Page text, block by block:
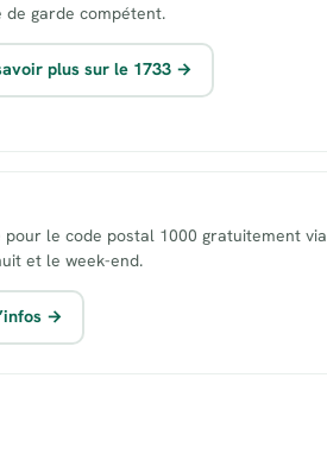
garde compétent.
plus sur le 1733 →
le code postal 1000 gratuitement via
et le week-end.
→